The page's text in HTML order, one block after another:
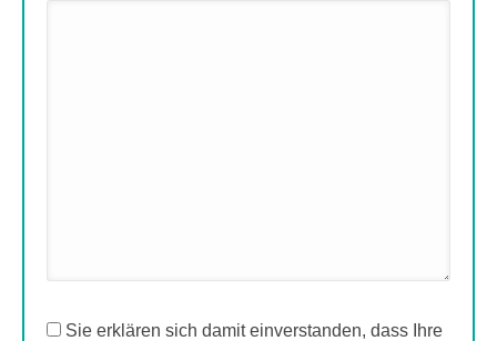
Sie erklären sich damit einverstanden, dass Ihre